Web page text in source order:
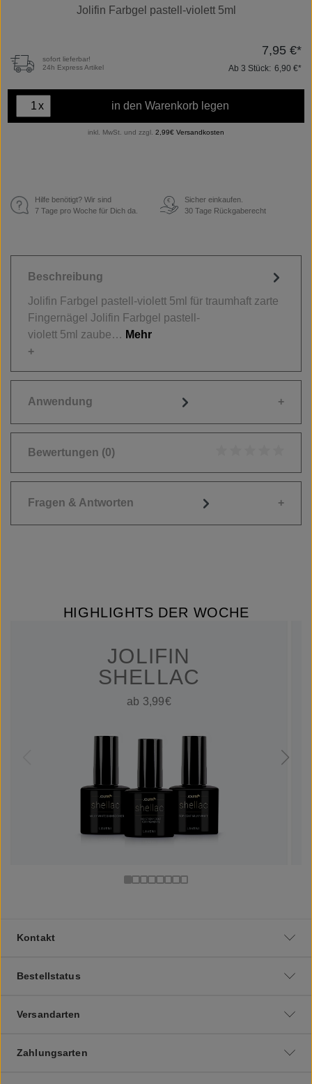
Jolifin Farbgel pastell-violett 5ml
sofort lieferbar!
24h Express Artikel
7,95 €*
Ab 3 Stück: 6,90 €*
x in den Warenkorb legen
inkl. MwSt. und zzgl. 2,99€ Versandkosten
Hilfe benötigt? Wir sind
7 Tage pro Woche für Dich da.
€
Sicher einkaufen.
30 Tage Rückgaberecht
Beschreibung
Jolifin Farbgel pastell-violett 5ml für traumhaft zarte
Fingernägel Jolifin Farbgel pastell-
violett 5ml zaube… Mehr
Anwendung
Bewertungen (0)
Fragen & Antworten
HIGHLIGHTS DER WOCHE
JOLIFIN
SHELLAC
ab 3,99€
Kontakt
Bestellstatus
Versandarten
Zahlungsarten